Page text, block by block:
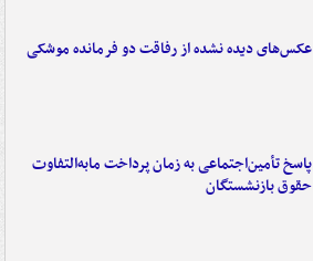
عکس‌های دیده نشده از رفاقت دو فرمانده‌ موشکی
پاسخ تأمین‌اجتماعی به زمان پرداخت مابه‌التفاوت
حقوق بازنشستگان